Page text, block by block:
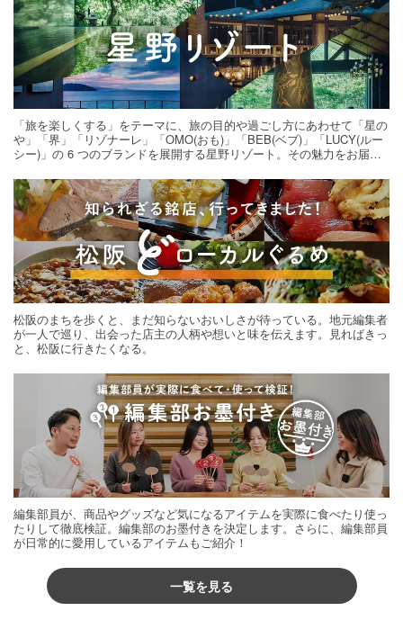
「旅を楽しくする」をテーマに、旅の目的や過ごし方にあわせて「星の
や」「界」「リゾナーレ」「OMO(おも)」「BEB(ベブ)」「LUCY(ルー
シー)」の 6 つのブランドを展開する星野リゾート。その魅力をお届け
松阪のまちを歩くと、まだ知らないおいしさが待っている。地元編集者
が一人で巡り、出会った店主の人柄や想いと味を伝えます。見ればきっ
と、松阪に行きたくなる。
編集部員が、商品やグッズなど気になるアイテムを実際に食べたり使っ
たりして徹底検証。編集部のお墨付きを決定します。さらに、編集部員
が日常的に愛用しているアイテムもご紹介！
一覧を見る